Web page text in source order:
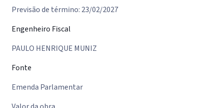
Previsão de término: 23/02/2027
Engenheiro Fiscal
PAULO HENRIQUE MUNIZ
Fonte
Emenda Parlamentar